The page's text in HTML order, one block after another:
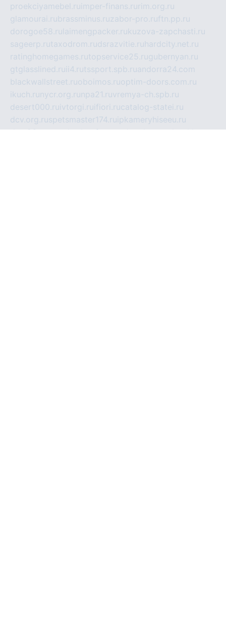
proekciyamebel.ru imper-finans.ru rim.org.ru
glamourai.rubrassminus.ruzabor-pro.ruftn.pp.ru
dorogoe58.ru laimengpacker.rukuzova-zapchasti.ru
sageerp.rutaxodrom.rudsrazvitie.ru hardcity.net.ru
ratinghomegames.rutopservice25.rugubernyan.ru
gtglasslined.ru ii4.rutssport.spb.ruandorra24.com
blackwallstreet.ruoboimos.ruoptim-doors.com.ru
ikuch.ru nycr.org.ru npa21.ruvremya-ch.spb.ru
desert000.ru ivtorgi.ru ifiori.rucatalog-statei.ru
dcv.org.ruspetsmaster174.ru ipkameryhiseeu.ru
dum26.ruruspol.spb.rufr-opendp.rukam-solnyshko.ru